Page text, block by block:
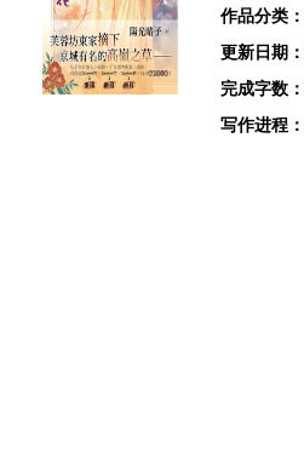
作品分类：
更新日期：
完成字数：
写作进程：